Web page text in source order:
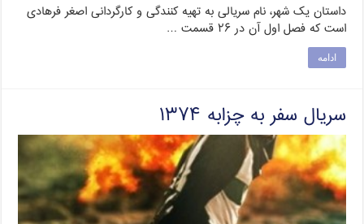
داستان یک شهر، نام سریالی به تهیه کنندگی و کارگردانی اصغر فرهادی
است که فصل اول آن در ۲۶ قسمت …
ادامه
سریال سفر به چزابه ۱۳۷۴